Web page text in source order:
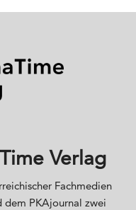
Verlag
Fachmedien
dem PKAjournal zwei